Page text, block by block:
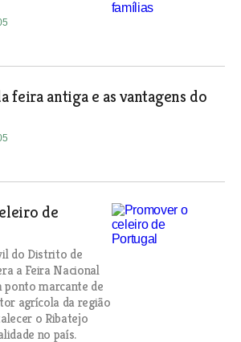
feira antiga e as vantagens do
de
do Distrito de
a Feira Nacional
ponto marcante de
agrícola da região
o Ribatejo
no país.